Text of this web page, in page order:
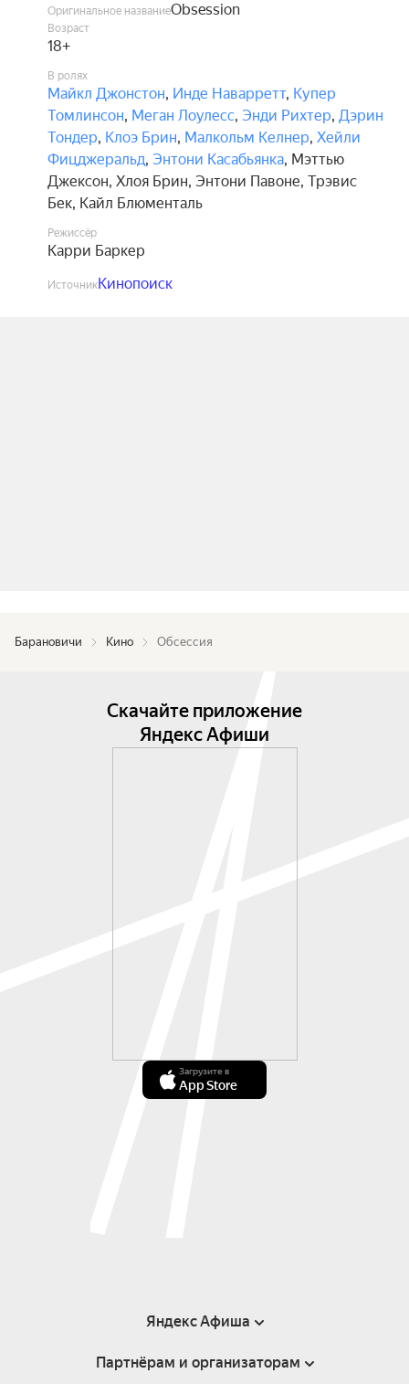
Оригинальное названиеObsession
Возраст
18+
В ролях
Майкл Джонстон, Инде Наварретт, Купер
Томлинсон, Меган Лоулесс, Энди Рихтер, Дэрин
Тондер, Клоэ Брин, Малкольм Келнер, Хейли
Фицджеральд, Энтони Касабьянка, Мэттью
Джексон, Хлоя Брин, Энтони Павоне, Трэвис
Бек, Кайл Блюменталь
Режиссёр
Карри Баркер
ИсточникКинопоиск
Барановичи Кино Обсессия
Скачайте приложение
Яндекс Афиши
Загрузите в
App Store
Яндекс Афиша
Справка
Партнёрам и организаторам